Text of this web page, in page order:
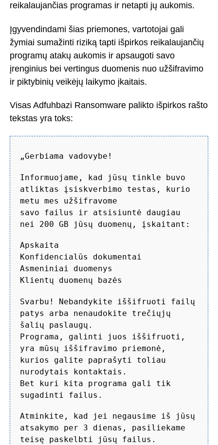
reikalaujančias programas ir netapti jų aukomis.
Įgyvendindami šias priemones, vartotojai gali
žymiai sumažinti riziką tapti išpirkos reikalaujančių
programų atakų aukomis ir apsaugoti savo
įrenginius bei vertingus duomenis nuo užšifravimo
ir piktybinių veikėjų laikymo įkaitais.
Visas Adfuhbazi Ransomware palikto išpirkos rašto
tekstas yra toks:
„Gerbiama vadovybe!
Informuojame, kad jūsų tinkle buvo
atliktas įsiskverbimo testas, kurio
metu mes užšifravome
savo failus ir atsisiuntė daugiau
nei 200 GB jūsų duomenų, įskaitant:
Apskaita
Konfidencialūs dokumentai
Asmeniniai duomenys
Klientų duomenų bazės
Svarbu! Nebandykite iššifruoti failų
patys arba nenaudokite trečiųjų
šalių paslaugų.
Programa, galinti juos iššifruoti,
yra mūsų iššifravimo priemonė,
kurios galite paprašyti toliau
nurodytais kontaktais.
Bet kuri kita programa gali tik
sugadinti failus.
Atminkite, kad jei negausime iš jūsų
atsakymo per 3 dienas, pasiliekame
teisę paskelbti jūsų failus.